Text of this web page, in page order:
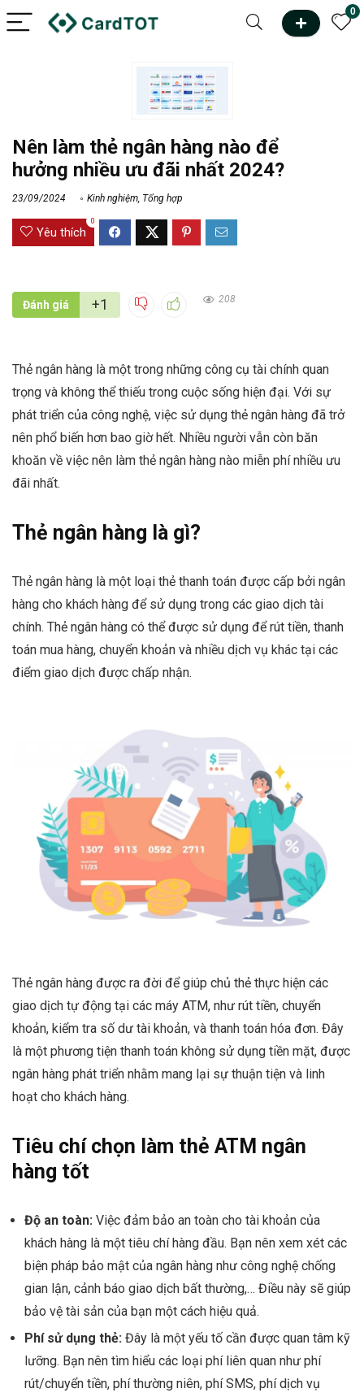
0
Nên làm thẻ ngân hàng nào để
hưởng nhiều ưu đãi nhất 2024?
23/09/2024 Kinh nghiệm, Tổng hợp
Yêu thích
0
Đánh giá +1 208
Thẻ ngân hàng là một trong những công cụ tài chính quan
trọng và không thể thiếu trong cuộc sống hiện đại. Với sự
phát triển của công nghệ, việc sử dụng thẻ ngân hàng đã trở
nên phổ biến hơn bao giờ hết. Nhiều người vẫn còn băn
khoăn về việc nên làm thẻ ngân hàng nào miễn phí nhiều ưu
đãi nhất.
Thẻ ngân hàng là gì?
Thẻ ngân hàng là một loại thẻ thanh toán được cấp bởi ngân
hàng cho khách hàng để sử dụng trong các giao dịch tài
chính. Thẻ ngân hàng có thể được sử dụng để rút tiền, thanh
toán mua hàng, chuyển khoản và nhiều dịch vụ khác tại các
điểm giao dịch được chấp nhận.
Thẻ ngân hàng được ra đời để giúp chủ thẻ thực hiện các
giao dịch tự động tại các máy ATM, như rút tiền, chuyển
khoản, kiểm tra số dư tài khoản, và thanh toán hóa đơn. Đây
là một phương tiện thanh toán không sử dụng tiền mặt, được
ngân hàng phát triển nhằm mang lại sự thuận tiện và linh
hoạt cho khách hàng.
Tiêu chí chọn làm thẻ ATM ngân
hàng tốt
Độ an toàn: Việc đảm bảo an toàn cho tài khoản của
khách hàng là một tiêu chí hàng đầu. Bạn nên xem xét các
biện pháp bảo mật của ngân hàng như công nghệ chống
gian lận, cảnh báo giao dịch bất thường,… Điều này sẽ giúp
bảo vệ tài sản của bạn một cách hiệu quả.
Phí sử dụng thẻ: Đây là một yếu tố cần được quan tâm kỹ
lưỡng. Bạn nên tìm hiểu các loại phí liên quan như phí
rút/chuyển tiền, phí thường niên, phí SMS, phí dịch vụ